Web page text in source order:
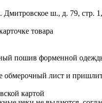
Дмитровское ш., д. 79, стр.
товара
пошив форменной
обмерочный лист и
картой